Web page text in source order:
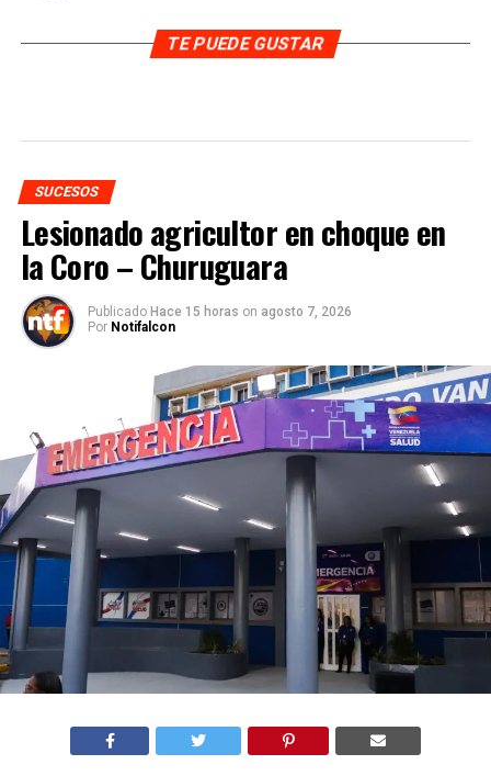
TE PUEDE GUSTAR
SUCESOS
Lesionado agricultor en choque en
la Coro – Churuguara
Publicado Hace 15 horas on agosto 7, 2026
Por Notifalcon